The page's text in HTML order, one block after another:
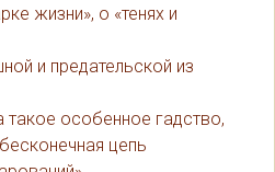
жизни», о «тенях и
и предательской из
особенное гадство,
цепь